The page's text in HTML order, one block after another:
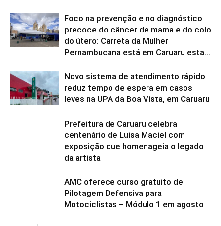
Foco na prevenção e no diagnóstico
precoce do câncer de mama e do colo
do útero: Carreta da Mulher
Pernambucana está em Caruaru esta...
Novo sistema de atendimento rápido
reduz tempo de espera em casos
leves na UPA da Boa Vista, em Caruaru
Prefeitura de Caruaru celebra
centenário de Luisa Maciel com
exposição que homenageia o legado
da artista
AMC oferece curso gratuito de
Pilotagem Defensiva para
Motociclistas – Módulo 1 em agosto